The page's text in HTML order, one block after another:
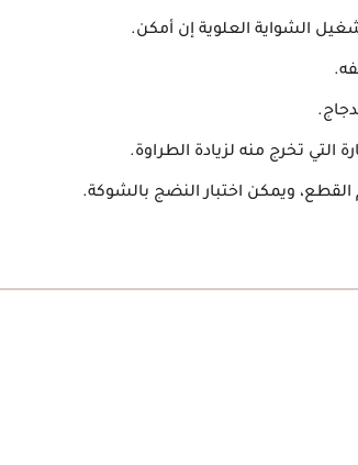
تخرج منه لزيادة الطراوة.
ويمكن اختبار النضج بالشوكة.